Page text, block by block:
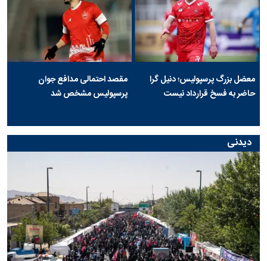
معضل بزرگ پرسپولیس؛ دنیل گرا
حاضر به فسخ قرارداد نیست
مقصد احتمالی مدافع جوان
پرسپولیس مشخص شد
دیدنی